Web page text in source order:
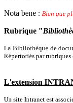
Nota bene : Bien que
Rubrique "
La Bibliothèque de
Répertoriés par rubriques
L'extension
Un site Intranet est